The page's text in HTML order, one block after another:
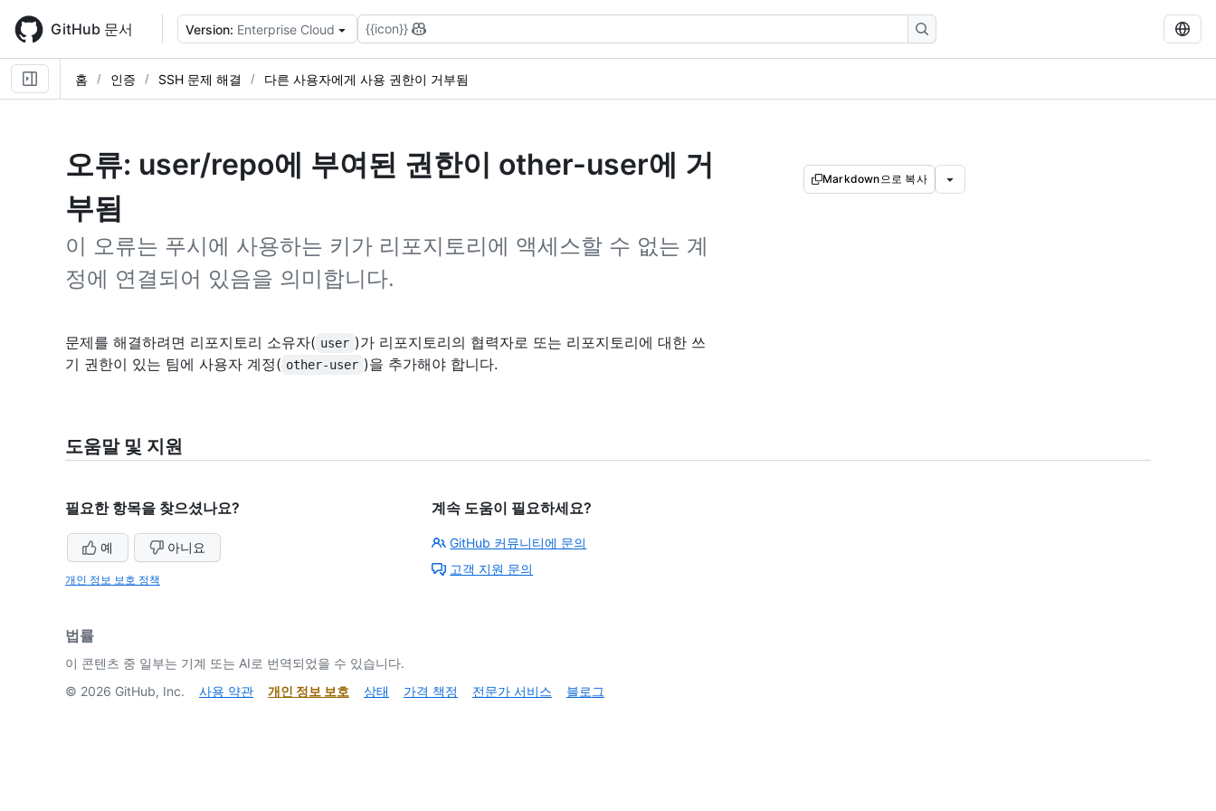
main
content
GitHub 문서 Version: Enterprise Cloud {{icon}}
홈 인증 SSH 문제 해결 다른 사용자에게 사용 권한이 거부됨
오류: user/repo에 부여된 권한이 other-user에 거
부됨
이 오류는 푸시에 사용하는 키가 리포지토리에 액세스할 수 없는 계
정에 연결되어 있음을 의미합니다.
Markdown으로 복사
문제를 해결하려면 리포지토리 소유자( user )가 리포지토리의 협력자로 또는 리포지토리에 대한 쓰
기 권한이 있는 팀에 사용자 계정( other-user )을 추가해야 합니다.
도움말 및 지원
필요한 항목을 찾으셨나요?
예 아니요
개인 정보 보호 정책
계속 도움이 필요하세요?
GitHub 커뮤니티에 문의
고객 지원 문의
법률
이 콘텐츠 중 일부는 기계 또는 AI로 번역되었을 수 있습니다.
© 2026 GitHub, Inc. 사용 약관 개인 정보 보호 상태 가격 책정 전문가 서비스 블로그